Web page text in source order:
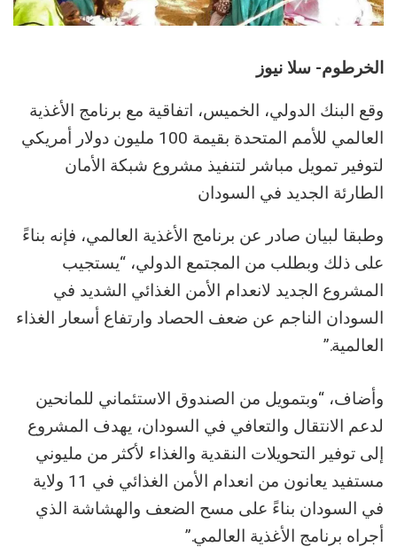
الخرطوم- سلا نيوز
وقع البنك الدولي، الخميس، اتفاقية مع برنامج الأغذية
العالمي للأمم المتحدة بقيمة 100 مليون دولار أمريكي
لتوفير تمويل مباشر لتنفيذ مشروع شبكة الأمان
الطارئة الجديد في السودان
وطبقا لبيان صادر عن برنامج الأغذية العالمي، فإنه بناءً
على ذلك وبطلب من المجتمع الدولي، “يستجيب
المشروع الجديد لانعدام الأمن الغذائي الشديد في
السودان الناجم عن ضعف الحصاد وارتفاع أسعار الغذاء
العالمية.”
وأضاف، “وبتمويل من الصندوق الاستئماني للمانحين
لدعم الانتقال والتعافي في السودان، يهدف المشروع
إلى توفير التحويلات النقدية والغذاء لأكثر من مليوني
مستفيد يعانون من انعدام الأمن الغذائي في 11 ولاية
في السودان بناءً على مسح الضعف والهشاشة الذي
أجراه برنامج الأغذية العالمي.”